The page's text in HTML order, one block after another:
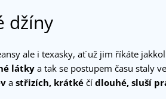
džíny
ale i texasky, ať už jim říkáte
látky a tak se postupem času staly
a střizích, krátké čí dlouhé, sluší